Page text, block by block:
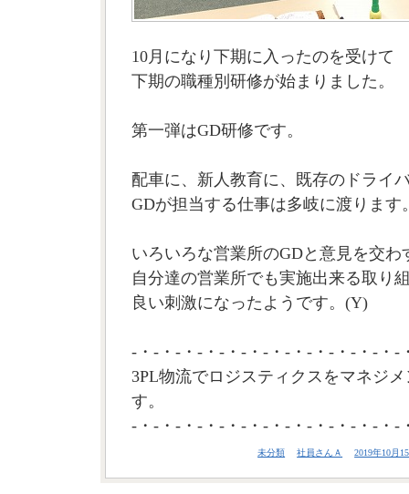
10月になり下期に入ったのを受けて
下期の職種別研修が始まりました。
第一弾はGD研修です。
配車に、新人教育に、既存のドライ
GDが担当する仕事は多岐に渡ります
いろいろな営業所のGDと意見を交わ
自分達の営業所でも実施出来る取り
良い刺激になったようです。(Y)
-・-・-・-・-・-・-・-・-・-・-・-・-
3PL物流でロジスティクスをマネジ
す。
-・-・-・-・-・-・-・-・-・-・-・-・-
未分類 社員さんＡ 2019年10月